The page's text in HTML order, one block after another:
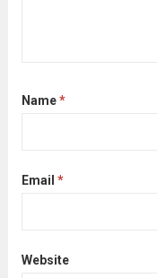
Name*
Email *
Website